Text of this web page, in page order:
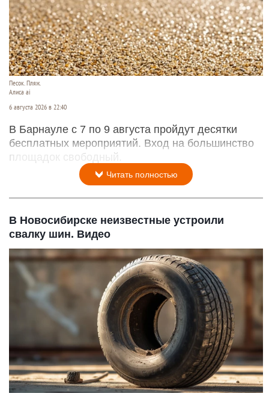
Песок. Пляж.
Алиса ai
6 августа 2026 в 22:40
В Барнауле с 7 по 9 августа пройдут десятки
бесплатных мероприятий. Вход на большинство
площадок свободный.
Читать полностью
В Новосибирске неизвестные устроили
свалку шин. Видео